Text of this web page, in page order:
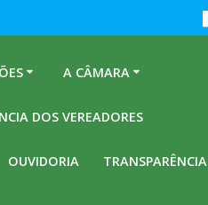
A CÂMARA
DOS VEREADORES
OUVIDORIA TRANSPARÊNCIA